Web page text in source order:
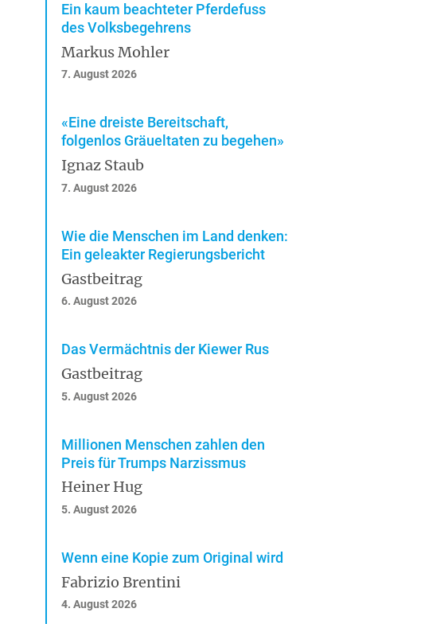
Ein kaum beachteter Pferdefuss
des Volksbegehrens
Markus Mohler
7. August 2026
«Eine dreiste Bereitschaft,
folgenlos Gräueltaten zu begehen»
Ignaz Staub
7. August 2026
Wie die Menschen im Land denken:
Ein geleakter Regierungsbericht
Gastbeitrag
6. August 2026
Das Vermächtnis der Kiewer Rus
Gastbeitrag
5. August 2026
Millionen Menschen zahlen den
Preis für Trumps Narzissmus
Heiner Hug
5. August 2026
Wenn eine Kopie zum Original wird
Fabrizio Brentini
4. August 2026